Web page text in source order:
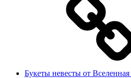
Букеты невесты от